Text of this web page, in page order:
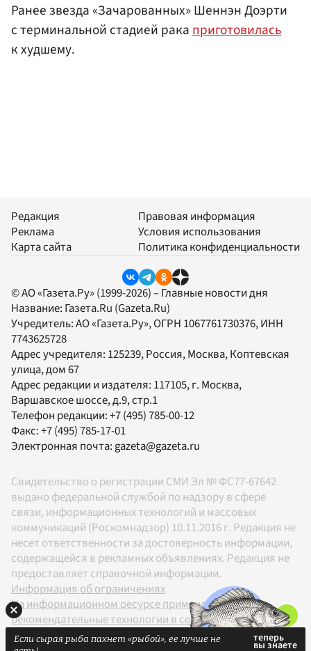
Ранее звезда «Зачарованных» Шеннэн Доэрти
с терминальной стадией ракаприготовилась
к худшему.
Редакция
Реклама
Карта сайта
Правовая информация
Условия использования
Политика конфиденциальности
© АО «Газета.Ру» (1999-2026) – Главные новости дня
Название: Газета.Ru (Gazeta.Ru)
Учредитель:АО «Газета.Ру», ОГРН 1067761730376, ИНН
7743625728
Адрес учредителя: 125239, Россия, Москва, Коптевская
улица, дом 67
Адрес редакции и издателя: 117105, г. Москва,
Варшавское шоссе, д.9, стр.1
Телефон редакции:+7 (495) 785-00-12
Факс:+7 (495) 785-17-01
Электронная почта:gazeta@gazeta.ru
Свидетельство о регистрации СМИ Эл № ФС77-67642
выдано федеральной службой по надзору в сфере
связи, информационных технологий и массовых
коммуникаций (Роскомнадзор) 10.11.2016 г. Редакция не
несет ответственности за достоверность информации,
содержащейся в рекламных объявлениях. Редакция не
предоставляет справочной информации.
Информация об ограничениях
На информационном ресурсе применяются
рекомендательные технологии в соответствии с
Правилами
Если сырая рыба пахнет «рыбой», ее лучше не